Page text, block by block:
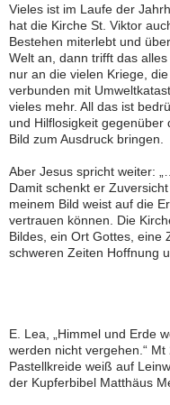
Vieles ist im Laufe der
hat die Kirche St. Viktor
Bestehen miterlebt und
Welt an, dann trifft das
nur an die vielen Kriege,
verbunden mit
vieles mehr. All das ist
und Hilflosigkeit
Bild zum Ausdruck bringen.
Aber Jesus spricht weiter:
Damit schenkt er
meinem Bild weist auf die
vertrauen können. Die
Bildes, ein Ort Gottes, eine
schweren Zeiten Hoffnung
E. Lea, „Himmel und Erde
werden nicht vergehen.“
Pastellkreide weiß auf
der Kupferbibel Matthäus